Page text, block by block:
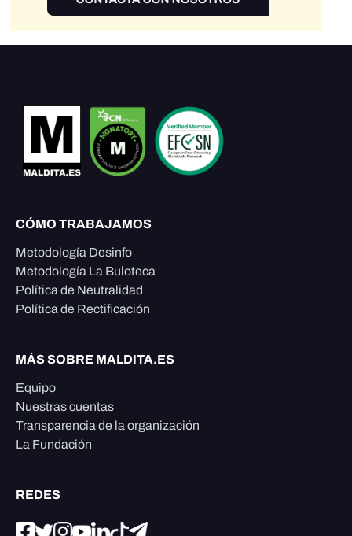
CÓMO TRABAJAMOS
Metodología Desinfo
Metodología La Buloteca
Política de Neutralidad
Política de Rectificación
MÁS SOBRE MALDITA.ES
Equipo
Nuestras cuentas
Transparencia de la organización
La Fundación
REDES